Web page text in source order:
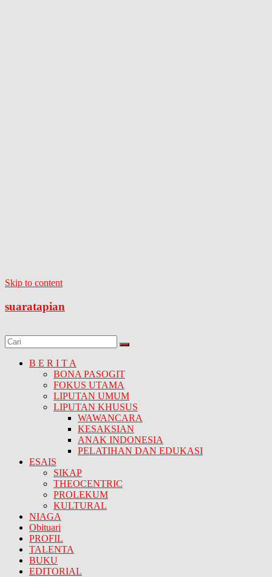
Skip to content
suaratapian
B E R I T A
BONA PASOGIT
FOKUS UTAMA
LIPUTAN UMUM
LIPUTAN KHUSUS
WAWANCARA
KESAKSIAN
ANAK INDONESIA
PELATIHAN DAN EDUKASI
ESAIS
SIKAP
THEOCENTRIC
PROLEKUM
KULTURAL
NIAGA
Obituari
PROFIL
TALENTA
BUKU
EDITORIAL